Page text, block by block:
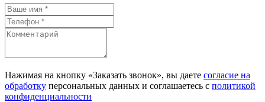
Нажимая на кнопку «Заказать звонок», вы даете согласие на
обработку персональных данных и соглашаетесь c политикой
конфиденциальности